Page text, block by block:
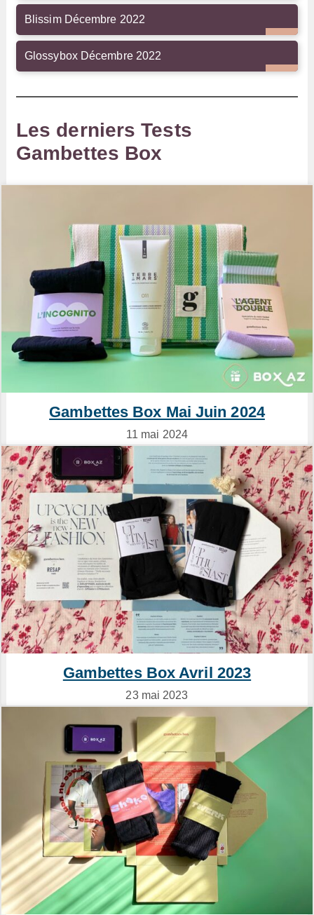
Blissim Décembre 2022
Glossybox Décembre 2022
Les derniers Tests
Gambettes Box
Gambettes Box Mai Juin 2024
11 mai 2024
Gambettes Box Avril 2023
23 mai 2023